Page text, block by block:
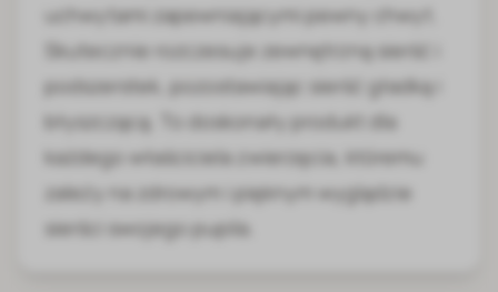
uchwytami zapewniającymi pewny chwyt.
Skutecznie rozczesuje zewnętrzną sierść i
podszerstek, pozostawiając sierść gładką i
błyszczącą. To doskonały produkt dla
każdego właściciela zwierzęcia, któremu
zależy na zdrowym i pięknym wyglądzie
sierści swojego pupila.